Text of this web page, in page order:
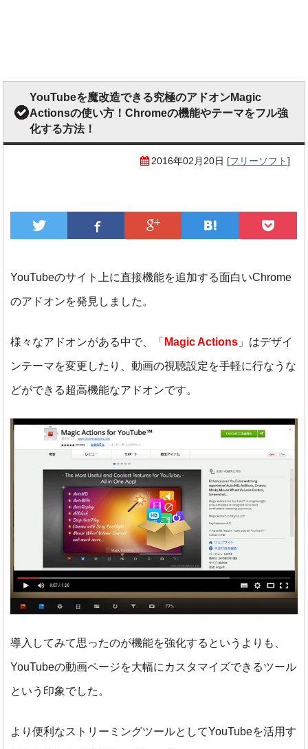
YouTubeを魔改造できる究極のアドオンMagic
Actionsの使い方！Chromeの機能やテーマをフル強
化する方法！
2016年02月20日 [フリーソフト]
YouTubeのサイト上に直接機能を追加する面白いChrome
のアドオンを発見しました。
様々なアドオンがある中で、「 Magic Actions 」はデザイ
ンテーマを変更したり、動画の視聴設定を手軽に行なうな
どができる超高機能なアドオンです。
導入してみて思ったのが機能を強化するというよりも、
YouTubeの動画ページを大幅にカスタマイズできるツール
という印象でした。
より便利なストリーミングツールとしてYouTubeを活用す